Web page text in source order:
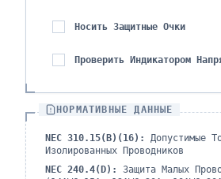
Носить Защитные Очки
Проверить Индикатором
НОРМАТИВНЫЕ ДАННЫЕ
NEC 310.15(B)(16):
Допустимые
Изолированных Проводников
NEC 240.4(D):
Защита Малых